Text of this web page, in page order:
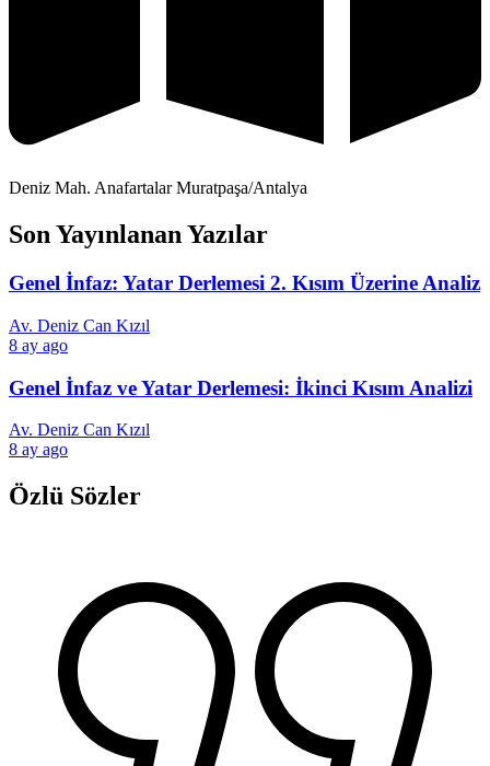
Deniz Mah. Anafartalar Muratpaşa/Antalya
Son Yayınlanan Yazılar
Genel İnfaz: Yatar Derlemesi 2. Kısım Üzerine Analiz
Av. Deniz Can Kızıl
8 ay ago
Genel İnfaz ve Yatar Derlemesi: İkinci Kısım Analizi
Av. Deniz Can Kızıl
8 ay ago
Özlü Sözler